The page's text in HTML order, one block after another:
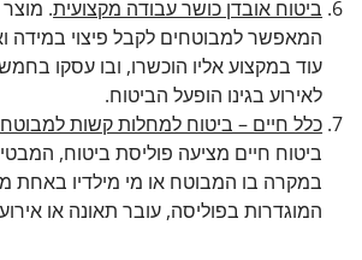
ביטוח אובדן כושר עבודה מקצועית.
המאפשר למבוטחים לקבל פיצוי במידה
עוד במקצוע אליו הוכשרו, ובו עסקו
לאירוע בגינו הופעל הביטוח.
כלל חיים – ביטוח למחלות קשות למבוטח
ביטוח חיים מציעה פוליסת ביטוח,
במקרה בו המבוטח או מי מילדיו באחת
המוגדרות בפוליסה, עובר תאונה או